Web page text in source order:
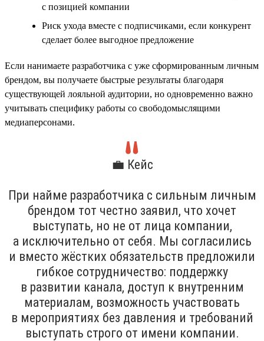
с позицией компании
Риск ухода вместе с подписчиками, если конкурент
сделает более выгодное предложение
Если нанимаете разработчика с уже сформированным личным
брендом, вы получаете быстрые результаты благодаря
существующей лояльной аудитории, но одновременно важно
учитывать специфику работы со свободомыслящими
медиаперсонами.
💼 Кейс
При найме разработчика с сильным личным
брендом тот честно заявил, что хочет
выступать, но не от лица компании,
а исключительно от себя. Мы согласились
и вместо жёстких обязательств предложили
гибкое сотрудничество: поддержку
в развитии канала, доступ к внутренним
материалам, возможность участвовать
в мероприятиях без давления и требований
выступать строго от имени компании.